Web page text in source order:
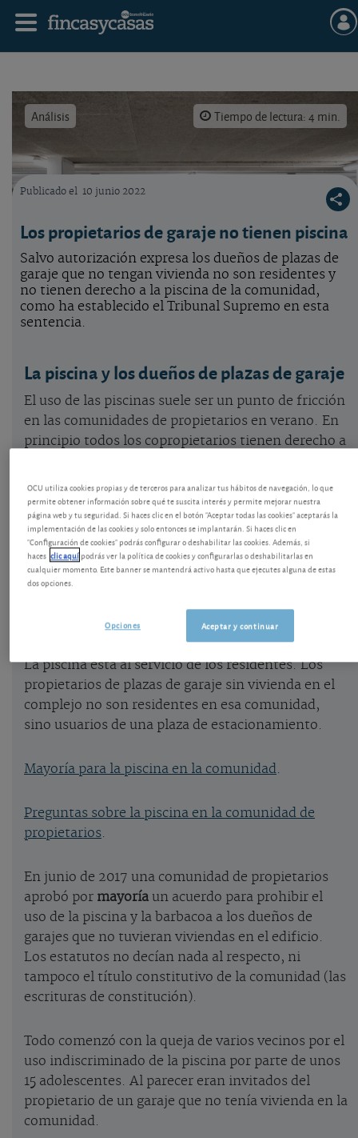
Análisis Tiempo de lectura: 4 min.
Publicado el 10 junio 2022
Los propietarios de garaje no tienen piscina
Salvo autorización expresa los dueños de plazas de
garaje que no tengan vivienda no son residentes y
no tienen derecho a la piscina de la comunidad,
como ha establecido el Tribunal Supremo en esta
sentencia.
La piscina y los dueños de plazas de garaje
El uso de las piscinas suele ser un punto de fricción
en las comunidades de propietarios en verano. En
principio todos los copropietarios tienen derecho a
específica. Sin embargo, se ha aclarado
recientemente que para los que solo sean
propietarios de plazas de garaje la regla es la
inversa: no tienen derecho de uso de la piscina
salvo que exista autorización en los estatutos, el
título constitutivo o la tolerancia de la
La piscina está al servicio de los residentes. Los
propietarios de plazas de garaje sin vivienda en el
complejo no son residentes en esa comunidad,
sino usuarios de una plaza de estacionamiento.
Mayoría para la piscina en la comunidad.
Preguntas sobre la piscina en la comunidad de
propietarios.
En junio de 2017 una comunidad de propietarios
aprobó por mayoría un acuerdo para prohibir el
uso de la piscina y la barbacoa a los dueños de
garajes que no tuvieran viviendas en el edificio.
Los estatutos no decían nada al respecto, ni
tampoco el título constitutivo de la comunidad (las
escrituras de constitución).
Todo comenzó con la queja de varios vecinos por el
uso indiscriminado de la piscina por parte de unos
15 adolescentes. Al parecer eran invitados del
propietario de un garaje que no tenía vivienda en la
comunidad.
OCU utiliza cookies propias y de terceros para analizar tus hábitos de navegación, lo que
permite obtener información sobre qué te suscita interés y permite mejorar nuestra
página web y tu seguridad. Si haces clic en el botón "Aceptar todas las cookies" aceptarás la
implementación de las cookies y solo entonces se implantarán. Si haces clic en
"Configuración de cookies" podrás configurar o deshabilitar las cookies. Además, si
haces clic aquípodrás ver la política de cookies y configurarlas o deshabilitarlas en
cualquier momento. Este banner se mantendrá activo hasta que ejecutes alguna de estas
dos opciones.
Aceptar y continuar
Opciones